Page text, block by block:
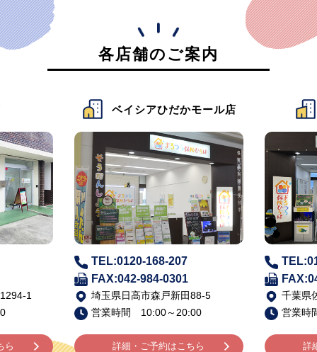
各店舗のご案内
1
ら
ベイシアひだかモール店
TEL:0120-168-207
FAX:042-984-0301
埼玉県日高市森戸新田88-5
営業時間 10:00～20:00
詳細・ご予約はこちら
千葉県
営業時
詳